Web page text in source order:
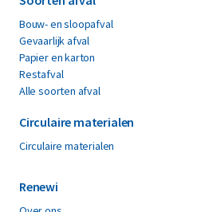
Bouw- en sloopafval
Gevaarlijk afval
Papier en karton
Restafval
Alle soorten afval
Circulaire materialen
Circulaire materialen
Renewi